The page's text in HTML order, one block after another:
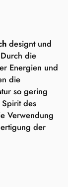
designt und
die
Energien und
die
so gering
des
Verwendung
der